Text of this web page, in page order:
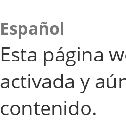
Español
Esta página
activada y
contenido.